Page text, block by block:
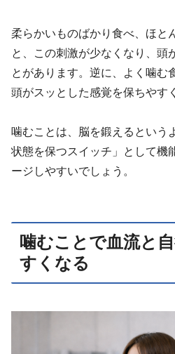
柔らかいものばかり食べ、ほと
と、この刺激が少なくなり、頭
とがあります。逆に、よく噛む
頭がスッとした感覚を保ちやす
噛むことは、脳を鍛えるという
状態を保つスイッチ」として機
ージしやすいでしょう。
噛むことで血流と
すくなる